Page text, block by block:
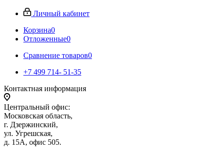
Личный кабинет
Корзина0
Отложенные0
Сравнение товаров0
+7 499 714- 51-35
Контактная информация
Центральный офис:
Московская область,
г. Дзержинский,
ул. Угрешская,
д. 15А, офис 505.